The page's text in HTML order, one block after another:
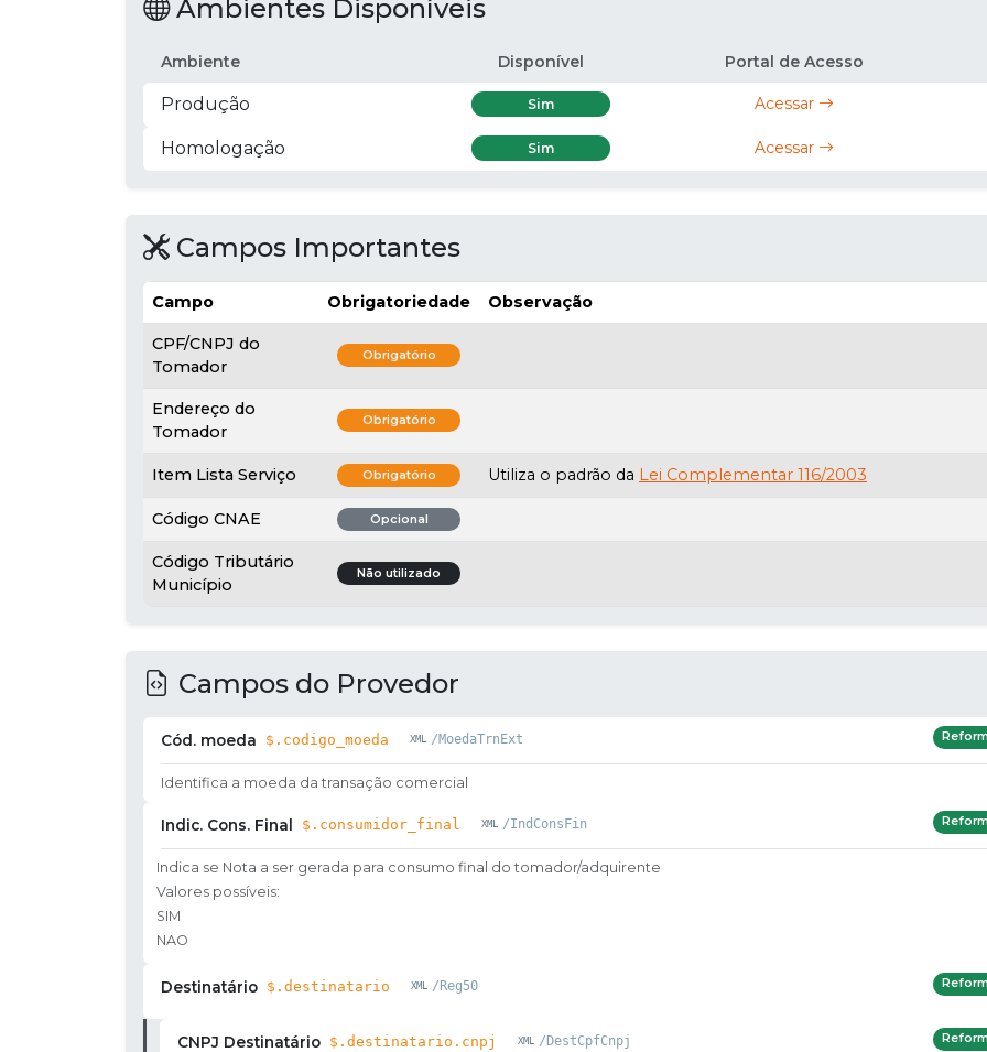
Ambientes Disponíveis
Ambiente Disponível Portal de Acesso
Produção Sim Acessar
Homologação Sim Acessar
Campos Importantes
Campo Obrigatoriedade Observação
CPF/CNPJ do
Tomador
Obrigatório
Endereço do
Tomador
Obrigatório
Item Lista Serviço Obrigatório Utiliza o padrão da Lei Complementar 116/2003
Código CNAE Opcional
Código Tributário
Município
Não utilizado
Campos do Provedor
Cód. moeda $.codigo_moeda /MoedaTrnExt
Identifica a moeda da transação comercial
Indic. Cons. Final $.consumidor_final /IndConsFin
Indica se Nota a ser gerada para consumo final do tomador/adquirente
Valores possíveis:
SIM
NAO
Destinatário $.destinatario /Reg50
CNPJ Destinatário $.destinatario.cnpj /DestCpfCnpj